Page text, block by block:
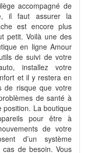
accompagné de
il faut assurer la
est encore plus
petit. Voilà une des
en ligne Amour
de suivi de votre
installez votre
et il y restera en
de risque que votre
de santé à
position. La boutique
pour être à
de votre
d’un système
de besoin. Vous